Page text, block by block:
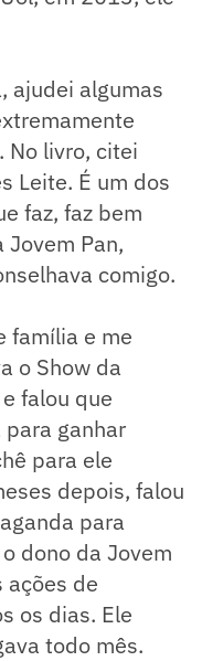
ajudei algumas
No livro, citei
Leite. É um dos
faz, faz bem
Jovem Pan,
comigo.
família e me
o Show da
falou que
ganhar
para ele
depois, falou
para
dono da Jovem
ações de
os dias. Ele
todo mês.